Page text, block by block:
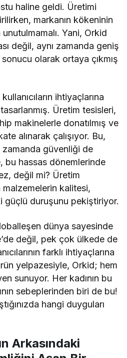
haline geldi. Üretimi
markanın kökeninin
Yani, Orkid
değil, aynı zamanda geniş
olarak ortaya çıkmış
ihtiyaçlarına
Üretim tesisleri,
makinelerle donatılmış ve
alınarak çalışıyor. Bu,
zamanda güvenliği de
bu hassas dönemlerinde
değil mi? Üretim
malzemelerin kalitesi,
güçlü duruşunu pekiştiriyor.
dünya sayesinde
değil, pek çok ülkede de
farklı ihtiyaçlarına
yelpazesiyle, Orkid; hem
sunuyor. Her kadının bu
sebeplerinden biri de bu!
hangi duyguları
Arkasındaki